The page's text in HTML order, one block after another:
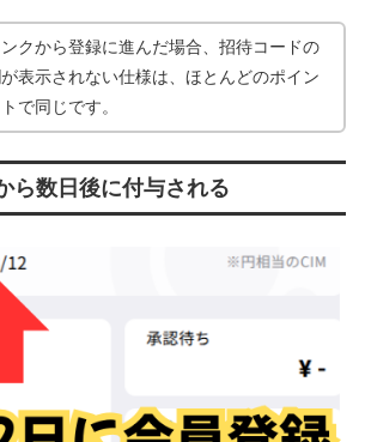
クから登録に進んだ場合、招待コードの
表示されない仕様は、ほとんどのポイン
で同じです。
ら数日後に付与される